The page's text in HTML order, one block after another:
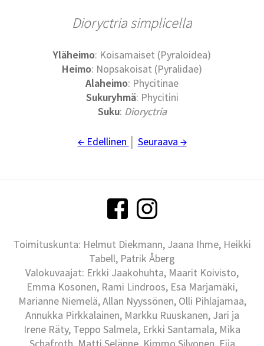
Dioryctria simplicella
Yläheimo: Koisamaiset (Pyraloidea)
Heimo: Nopsakoisat (Pyralidae)
Alaheimo: Phycitinae
Sukuryhmä: Phycitini
Suku: Dioryctria
← Edellinen Seuraava →
Toimituskunta: Helmut Diekmann, Jaana Ihme, Heikki
Tabell, Patrik Åberg
Valokuvaajat: Erkki Jaakohuhta, Maarit Koivisto,
Emma Kosonen, Rami Lindroos, Esa Marjamäki,
Marianne Niemelä, Allan Nyyssönen, Olli Pihlajamaa,
Annukka Pirkkalainen, Markku Ruuskanen, Jari ja
Irene Räty, Teppo Salmela, Erkki Santamala, Mika